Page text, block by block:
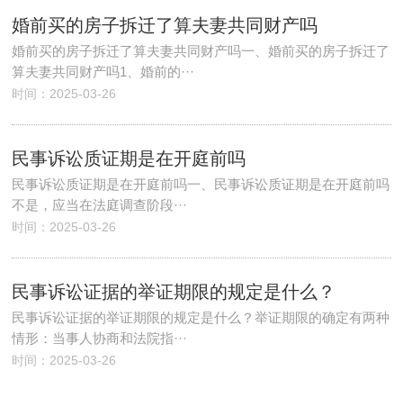
婚前买的房子拆迁了算夫妻共同财产吗
婚前买的房子拆迁了算夫妻共同财产吗一、婚前买的房子拆迁了
算夫妻共同财产吗1、婚前的···
时间：2025-03-26
民事诉讼质证期是在开庭前吗
民事诉讼质证期是在开庭前吗一、民事诉讼质证期是在开庭前吗
不是，应当在法庭调查阶段···
时间：2025-03-26
民事诉讼证据的举证期限的规定是什么？
民事诉讼证据的举证期限的规定是什么？举证期限的确定有两种
情形：当事人协商和法院指···
时间：2025-03-26